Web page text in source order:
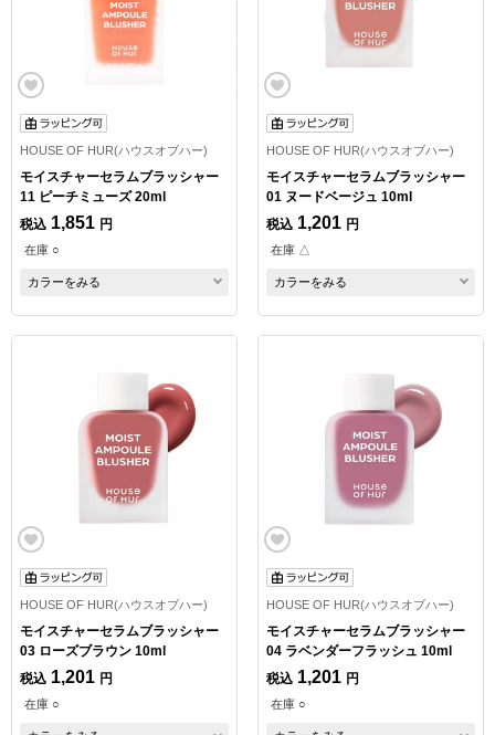
HOUSE OF HUR(ハウスオブハー)
モイスチャーセラムブラッシャー
11 ピーチミューズ 20ml
税込 1,851 円
在庫 ○
カラーをみる
HOUSE OF HUR(ハウスオブハー)
モイスチャーセラムブラッシャー
01 ヌードベージュ 10ml
税込 1,201 円
在庫 △
カラーをみる
HOUSE OF HUR(ハウスオブハー)
モイスチャーセラムブラッシャー
03 ローズブラウン 10ml
税込 1,201 円
在庫 ○
HOUSE OF HUR(ハウスオブハー)
モイスチャーセラムブラッシャー
04 ラベンダーフラッシュ 10ml
税込 1,201 円
在庫 ○